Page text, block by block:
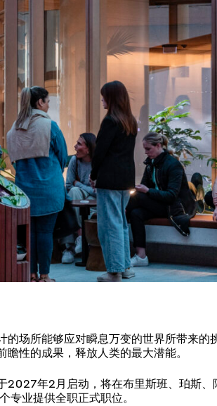
的场所能够应对瞬息万变的世界所带来的
瞻性的成果，释放人类的最大潜能。
2027年2月启动，将在布里斯班、珀斯、
专业提供全职正式职位。